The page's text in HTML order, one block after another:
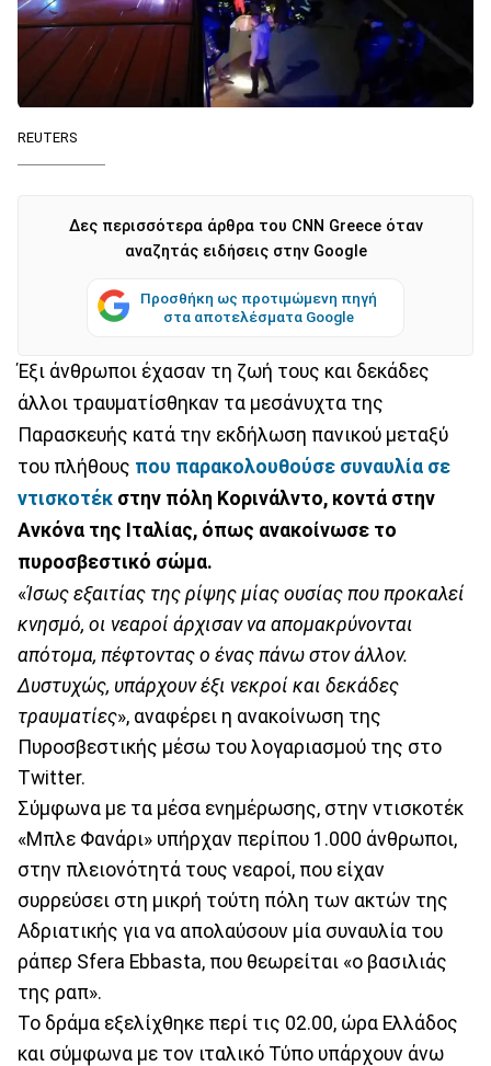
REUTERS
Δες περισσότερα άρθρα του CNN Greece όταν
αναζητάς ειδήσεις στην Google
Προσθήκη ως προτιμώμενη πηγή
στα αποτελέσματα Google
Έξι άνθρωποι έχασαν τη ζωή τους και δεκάδες
άλλοι τραυματίσθηκαν τα μεσάνυχτα της
Παρασκευής κατά την εκδήλωση πανικού μεταξύ
του πλήθους που παρακολουθούσε συναυλία σε
ντισκοτέκ στην πόλη Κορινάλντο, κοντά στην
Ανκόνα της Ιταλίας, όπως ανακοίνωσε το
πυροσβεστικό σώμα.
«Ίσως εξαιτίας της ρίψης μίας ουσίας που προκαλεί
κνησμό, οι νεαροί άρχισαν να απομακρύνονται
απότομα, πέφτοντας ο ένας πάνω στον άλλον.
Δυστυχώς, υπάρχουν έξι νεκροί και δεκάδες
τραυματίες», αναφέρει η ανακοίνωση της
Πυροσβεστικής μέσω του λογαριασμού της στο
Twitter.
Σύμφωνα με τα μέσα ενημέρωσης, στην ντισκοτέκ
«Μπλε Φανάρι» υπήρχαν περίπου 1.000 άνθρωποι,
στην πλειονότητά τους νεαροί, που είχαν
συρρεύσει στη μικρή τούτη πόλη των ακτών της
Αδριατικής για να απολαύσουν μία συναυλία του
ράπερ Sfera Ebbasta, που θεωρείται «ο βασιλιάς
της ραπ».
Το δράμα εξελίχθηκε περί τις 02.00, ώρα Ελλάδος
και σύμφωνα με τον ιταλικό Τύπο υπάρχουν άνω